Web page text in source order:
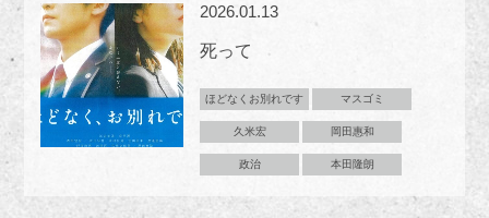
2026.01.13
死って
ほどなくお別れです マスゴミ
久米宏 岡田惠和
政治 本田隆朗